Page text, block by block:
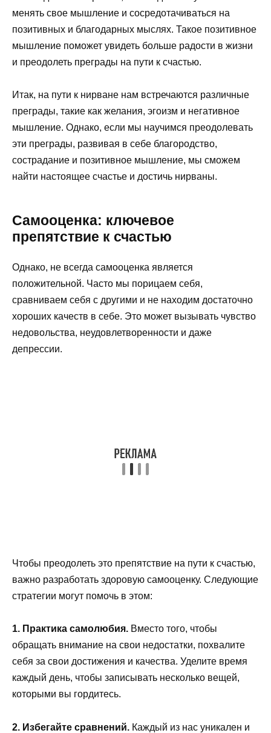
менять свое мышление и сосредотачиваться на
позитивных и благодарных мыслях. Такое позитивное
мышление поможет увидеть больше радости в жизни
и преодолеть преграды на пути к счастью.
Итак, на пути к нирване нам встречаются различные
преграды, такие как желания, эгоизм и негативное
мышление. Однако, если мы научимся преодолевать
эти преграды, развивая в себе благородство,
сострадание и позитивное мышление, мы сможем
найти настоящее счастье и достичь нирваны.
Самооценка: ключевое
препятствие к счастью
Однако, не всегда самооценка является
положительной. Часто мы порицаем себя,
сравниваем себя с другими и не находим достаточно
хороших качеств в себе. Это может вызывать чувство
недовольства, неудовлетворенности и даже
депрессии.
Чтобы преодолеть это препятствие на пути к счастью,
важно разработать здоровую самооценку. Следующие
стратегии могут помочь в этом:
1. Практика самолюбия. Вместо того, чтобы
обращать внимание на свои недостатки, похвалите
себя за свои достижения и качества. Уделите время
каждый день, чтобы записывать несколько вещей,
которыми вы гордитесь.
2. Избегайте сравнений. Каждый из нас уникален и